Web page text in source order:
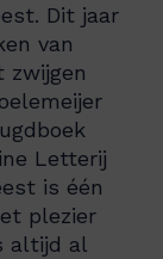
Dit jaar
van
zwijgen
Letterij
is één
plezier
altijd al